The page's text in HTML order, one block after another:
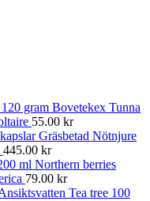
Bovetekex Tunna
55.00 kr
Gräsbetad Nötnjure
445.00 kr
Northern berries
79.00 kr
Tea tree 100